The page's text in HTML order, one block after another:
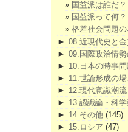
国益派は誰だ？
国益派って何
格差社会問題
► 08.近現代史と金
► 09.国際政治情
► 10.日本の時事問
► 11.世論形成の
► 12.現代意識潮流
► 13.認識論・科
► 14.その他 (145)
► 15.ロシア (47)